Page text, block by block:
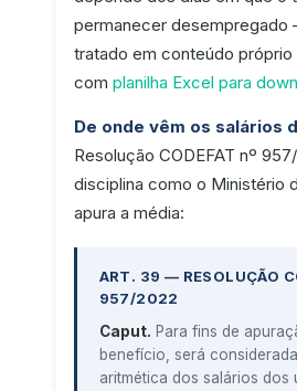
permanecer desempregado
tratado em conteúdo próprio
com planilha Excel para
De onde vêm os salários
Resolução CODEFAT nº
disciplina como o Ministério
apura a média:
ART. 39 — RESOLUÇÃO
957/2022
Caput. Para fins de
benefício, será
aritmética dos salários dos